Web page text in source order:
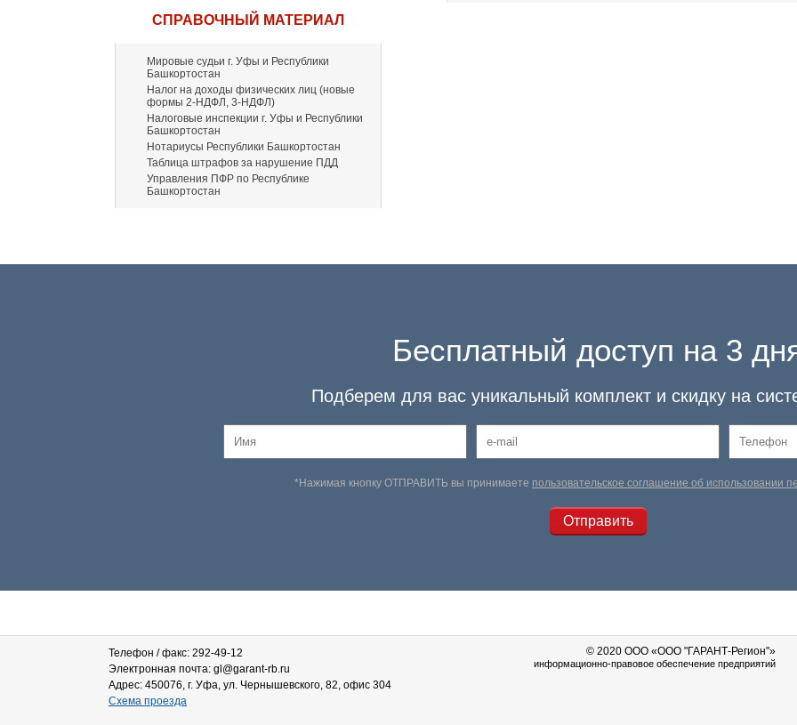
СПРАВОЧНЫЙ МАТЕРИАЛ
Мировые судьи г. Уфы и Республики
Башкортостан
Налог на доходы физических лиц (новые
формы 2-НДФЛ, 3-НДФЛ)
Налоговые инспекции г. Уфы и Республики
Башкортостан
Нотариусы Республики Башкортостан
Таблица штрафов за нарушение ПДД
Управления ПФР по Республике
Башкортостан
Бесплатный доступ на 3
Подберем для вас уникальный комплект и скидку на
*Нажимая кнопку ОТПРАВИТЬ вы принимаете пользовательское соглашение об использовании
Телефон / факс: 292-49-12
Электронная почта: gl@garant-rb.ru
Адрес: 450076, г. Уфа, ул. Чернышевского, 82, офис 304
Схема проезда
© 2020 OOO «ООО "ГАРАНТ-Регион"»
информационно-правовое обеспечение предприятий